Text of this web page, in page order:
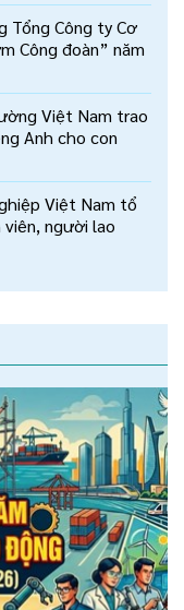
Tổng Công ty Cơ
Công đoàn” năm
Việt Nam trao
Anh cho con
Việt Nam tổ
người lao